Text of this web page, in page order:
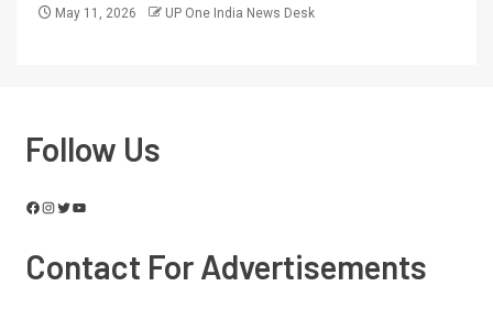
May 11, 2026 UP One India News Desk
Follow Us
Contact For Advertisements